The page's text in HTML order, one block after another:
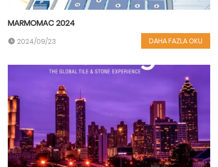
MARMOMAC 2024
2024/09/23 DAHA FAZLA OKU